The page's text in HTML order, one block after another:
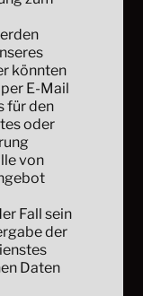
könnten
E-Mail
für den
oder
von
Fall sein
der
Daten